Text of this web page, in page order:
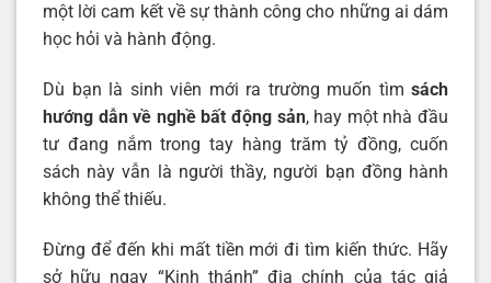
một lời cam kết về sự thành công cho những ai dám
học hỏi và hành động.
Dù bạn là sinh viên mới ra trường muốn tìm sách
hướng dẫn về nghề bất động sản, hay một nhà đầu
tư đang nắm trong tay hàng trăm tỷ đồng, cuốn
sách này vẫn là người thầy, người bạn đồng hành
không thể thiếu.
Đừng để đến khi mất tiền mới đi tìm kiến thức. Hãy
sở hữu ngay “Kinh thánh” địa chính của tác giả